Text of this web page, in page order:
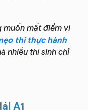
muốn mất điểm vì
thi thực hành
nhiều thí sinh chỉ
A1